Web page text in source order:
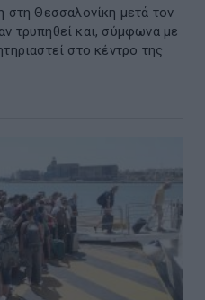
στη Θεσσαλονίκη μετά τον
τρυπηθεί και, σύμφωνα με
στο κέντρο της